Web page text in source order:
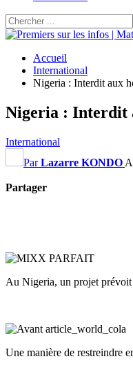
Accueil
International
Nigeria : Interdit aux
Nigeria : Interdit
International
ParLazarre KONDO
Partager
Au Nigeria, un projet prévoit
Une manière de restreindre